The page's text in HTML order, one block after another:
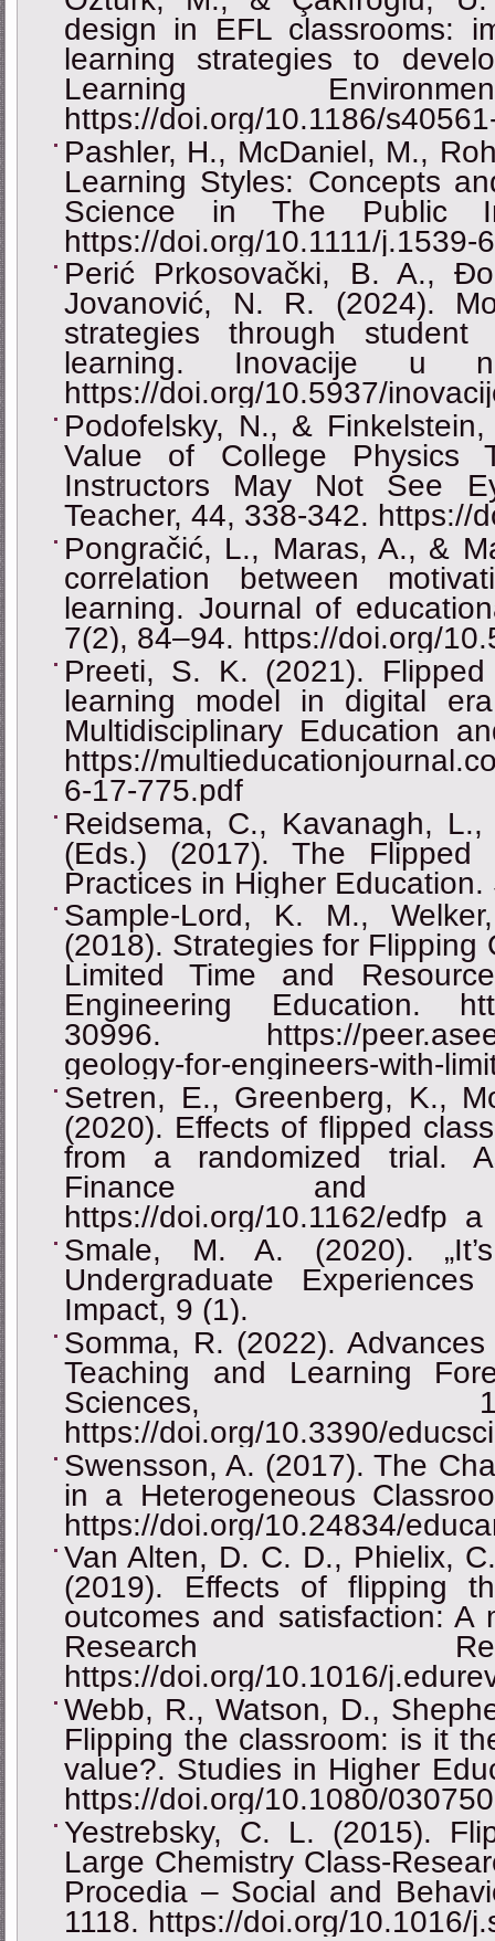
design in EFL classrooms:
learning strategies to
Learning
https://doi.org/10.1186/
Pashler, H., McDaniel, M.,
Learning Styles: Concepts
Science in The Public
https://doi.org/10.1111/j.1539-
Perić Prkosovački, B. A.,
Jovanović, N. R. (2024).
strategies through student
learning. Inovacije u
https://doi.org/10.5937/
Podofelsky, N., &
Value of College Physics
Instructors May Not See
Teacher, 44, 338-342. https://
Pongračić, L., Maras, A., &
correlation between
learning. Journal of
7(2), 84‒94. https://doi.org/
Preeti, S. K. (2021).
learning model in digital
Multidisciplinary Education
https://
6-17-775.pdf
Reidsema, C., Kavanagh,
(Eds.) (2017). The Flipped
Practices in Higher Education.
Sample-Lord, K. M.,
(2018). Strategies for Flipping
Limited Time and
Engineering Education.
30996. https://
geology-for-engineers-with-
Setren, E., Greenberg, K.,
(2020). Effects of flipped
from a randomized trial.
Finance and
https://doi.org/10.1162/
Smale, M. A. (2020).
Undergraduate
Impact, 9 (1).
Somma, R. (2022).
Teaching and Learning
https://doi.org/10.3390/
Swensson, A. (2017). The
in a Heterogeneous
https://doi.org/10.24834/
Van Alten, D. C. D., Phielix,
(2019). Effects of flipping
outcomes and satisfaction: A
Research
https://doi.org/10.1016/
Webb, R., Watson, D.,
Flipping the classroom: is it
value?. Studies in Higher
https://doi.org/10.1080/
Yestrebsky, C. L. (2015).
Large Chemistry Class-
Procedia ‒ Social and
1118. https://doi.org/10.1016/